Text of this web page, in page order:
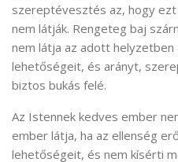
szereptévesztés az, hogy ezt
nem látják. Rengeteg baj
nem látja az adott
lehetőségeit, és arányt,
biztos bukás felé.
Az Istennek kedves ember
ember látja, ha az ellenség
lehetőségeit, és nem kísérti